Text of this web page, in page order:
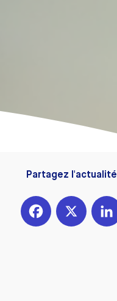
Partagez l'actualité
FacebookX